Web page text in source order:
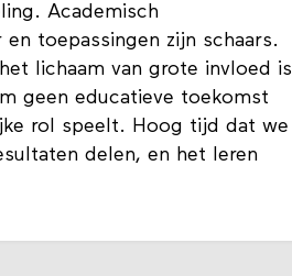
Academisch
toepassingen zijn schaars.
lichaam van grote invloed is
geen educatieve toekomst
rol speelt. Hoog tijd dat we
delen, en het leren